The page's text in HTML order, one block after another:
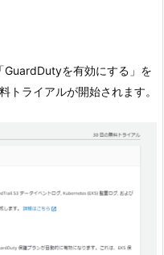
を有効にする」を
トライアルが開始されます。